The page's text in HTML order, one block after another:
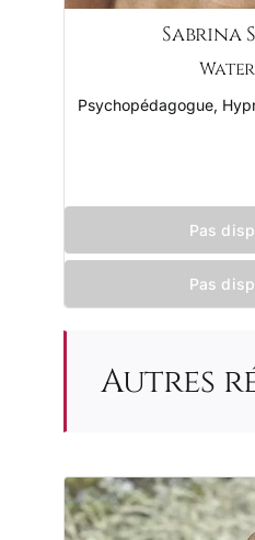
Sabrina
Psychopédagogue,
Pas
Pas
Autres